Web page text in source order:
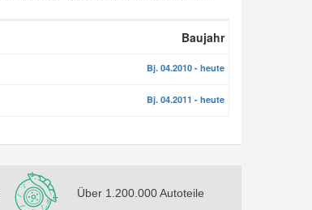
Baujahr
Bj. 04.2010 - heute
Bj. 04.2011 - heute
Über 1.200.000 Autoteile